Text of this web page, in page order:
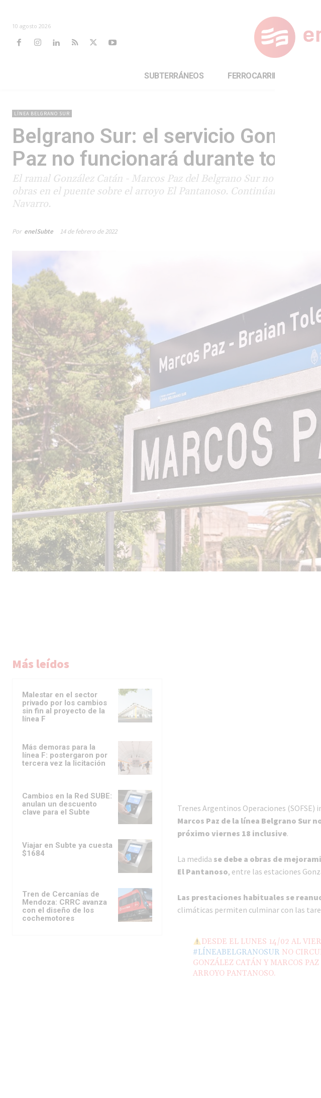
10 agosto 2026
SUBTERRÁNEOS FERROCARRILES
LÍNEA BELGRANO SUR
Belgrano Sur: el servicio
Paz no funcionará durante toda la
El ramal González Catán - Marcos Paz del Belgrano Sur no
obras en el puente sobre el arroyo El Pantanoso. Continúan los
Navarro.
Por enelSubte 14 de febrero de 2022
Más leídos
Malestar en el sector
privado por los cambios
sin fin al proyecto de la
línea F
Más demoras para la
línea F: postergaron por
tercera vez la licitación
Cambios en la Red SUBE:
anulan un descuento
clave para el Subte
Viajar en Subte ya cuesta
$1684
Tren de Cercanías de
Mendoza: CRRC avanza
con el diseño de los
cochemotores
Trenes Argentinos Operaciones (SOFSE)
Marcos Paz de la línea Belgrano Sur
próximo viernes 18 inclusive.
La medida se debe a obras de
El Pantanoso, entre las estaciones
Las prestaciones habituales se
climáticas permiten culminar con las
DESDE EL LUNES 14/02 AL
#LÍNEABELGRANOSUR NO
GONZÁLEZ CATÁN Y MARCOS
ARROYO PANTANOSO.
Malestar en el sector privado
los cambios sin fin al
la línea F